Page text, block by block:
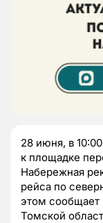
28 июня, в
к площадке
Набережная
рейса по
этом
Томской